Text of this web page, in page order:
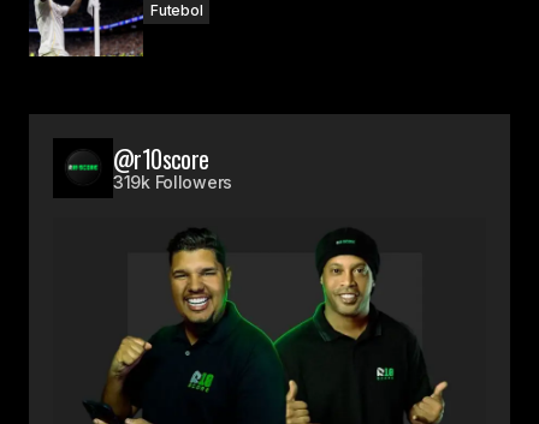
Futebol
@r10score
319k Followers